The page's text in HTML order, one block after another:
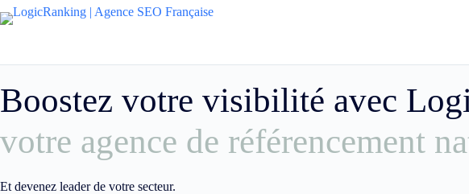
Boostez votre visibilité avec
votre agence de référencement
Et devenez leader de votre secteur.